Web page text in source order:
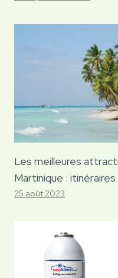
Les meilleures
Martinique :
25 août 2023